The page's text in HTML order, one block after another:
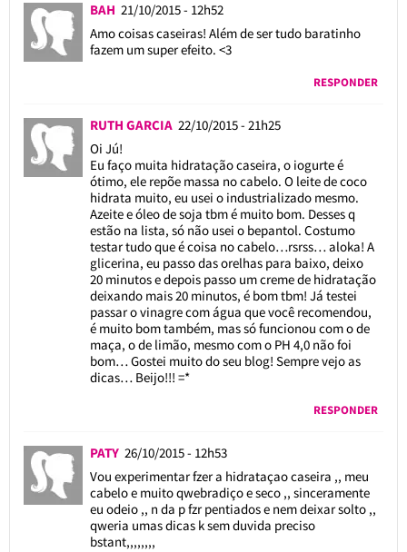
BAH 21/10/2015 - 12h52
Amo coisas caseiras! Além de ser tudo baratinho
fazem um super efeito. <3
RESPONDER
RUTH GARCIA 22/10/2015 - 21h25
Oi Jú!
Eu faço muita hidratação caseira, o iogurte é
ótimo, ele repõe massa no cabelo. O leite de coco
hidrata muito, eu usei o industrializado mesmo.
Azeite e óleo de soja tbm é muito bom. Desses q
estão na lista, só não usei o bepantol. Costumo
testar tudo que é coisa no cabelo…rsrss… aloka! A
glicerina, eu passo das orelhas para baixo, deixo
20 minutos e depois passo um creme de hidratação
deixando mais 20 minutos, é bom tbm! Já testei
passar o vinagre com água que você recomendou,
é muito bom também, mas só funcionou com o de
maça, o de limão, mesmo com o PH 4,0 não foi
bom… Gostei muito do seu blog! Sempre vejo as
dicas… Beijo!!! =*
RESPONDER
PATY 26/10/2015 - 12h53
Vou experimentar fzer a hidrataçao caseira ,, meu
cabelo e muito qwebradiço e seco ,, sinceramente
eu odeio ,, n da p fzr pentiados e nem deixar solto ,,
qweria umas dicas k sem duvida preciso
bstant,,,,,,,,